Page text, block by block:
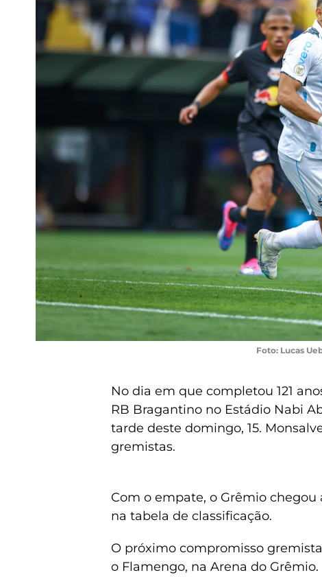
Foto: Lucas
No dia em que completou 121
RB Bragantino no Estádio Nabi
tarde deste domingo, 15.
gremistas.
Com o empate, o Grêmio chegou
na tabela de classificação.
O próximo compromisso
o Flamengo, na Arena do Grêmio.